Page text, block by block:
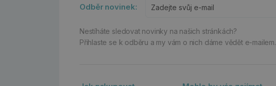
Odběr novinek:
Nestíháte sledovat novinky na našich stránkách?
Přihlaste se k odběru a my vám o nich dáme vědět e-mailem.